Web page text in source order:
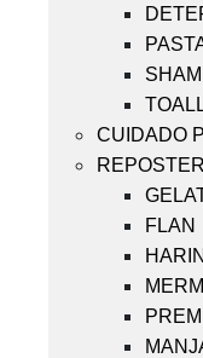
CUIDADO
FLAN